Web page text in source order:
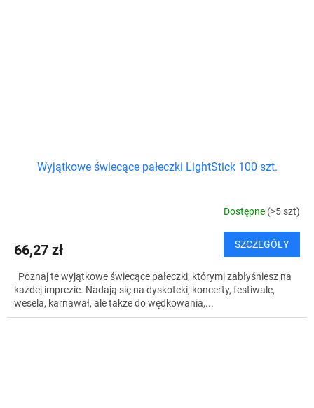
Wyjątkowe świecące pałeczki LightStick 100 szt.
Dostępne (>5 szt)
66,27 zł SZCZEGÓŁY
Poznaj te wyjątkowe świecące pałeczki, którymi zabłyśniesz na
każdej imprezie. Nadają się na dyskoteki, koncerty, festiwale,
wesela, karnawał, ale także do wędkowania,...